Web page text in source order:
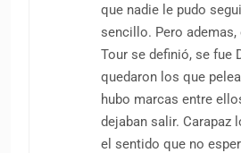
que nadie le pudo
sencillo. Pero ademas,
Tour se definió, se fue
quedaron los que
hubo marcas entre
dejaban salir. Carapaz
el sentido que no